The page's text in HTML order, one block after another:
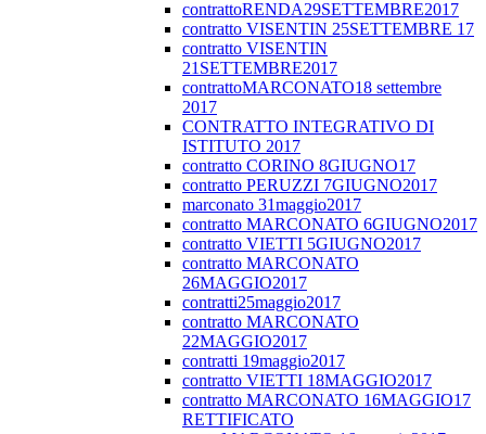
contrattoRENDA29SETTEMBRE2017
contratto VISENTIN 25SETTEMBRE 17
contratto VISENTIN
21SETTEMBRE2017
contrattoMARCONATO18 settembre
2017
CONTRATTO INTEGRATIVO DI
ISTITUTO 2017
contratto CORINO 8GIUGNO17
contratto PERUZZI 7GIUGNO2017
marconato 31maggio2017
contratto MARCONATO 6GIUGNO2017
contratto VIETTI 5GIUGNO2017
contratto MARCONATO
26MAGGIO2017
contratti25maggio2017
contratto MARCONATO
22MAGGIO2017
contratti 19maggio2017
contratto VIETTI 18MAGGIO2017
contratto MARCONATO 16MAGGIO17
RETTIFICATO